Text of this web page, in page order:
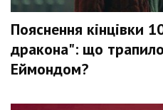
Пояснення кінцівки
дракона": що
Еймондом?